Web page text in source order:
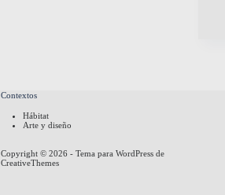
Contextos
Hábitat
Arte y diseño
Copyright © 2026 - Tema para WordPress de
CreativeThemes